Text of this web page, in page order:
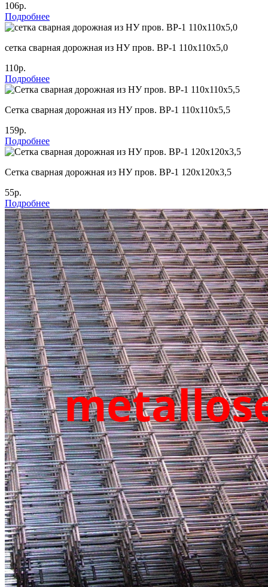
106р.
Подробнее
сетка сварная дорожная из НУ пров. ВР-1 110х110х5,0
110р.
Подробнее
Cетка сварная дорожная из НУ пров. ВР-1 110х110х5,5
159р.
Подробнее
Cетка сварная дорожная из НУ пров. ВР-1 120х120х3,5
55р.
Подробнее